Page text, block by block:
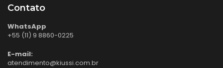
Contato
WhatsApp
+55 (11) 9 8860-0225
E-mail:
atendimento@kiussi.com.br